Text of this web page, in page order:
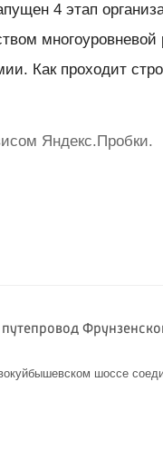
4 этап
многоуровневой
Как проходит
Яндекс.Пробки.
шоссе